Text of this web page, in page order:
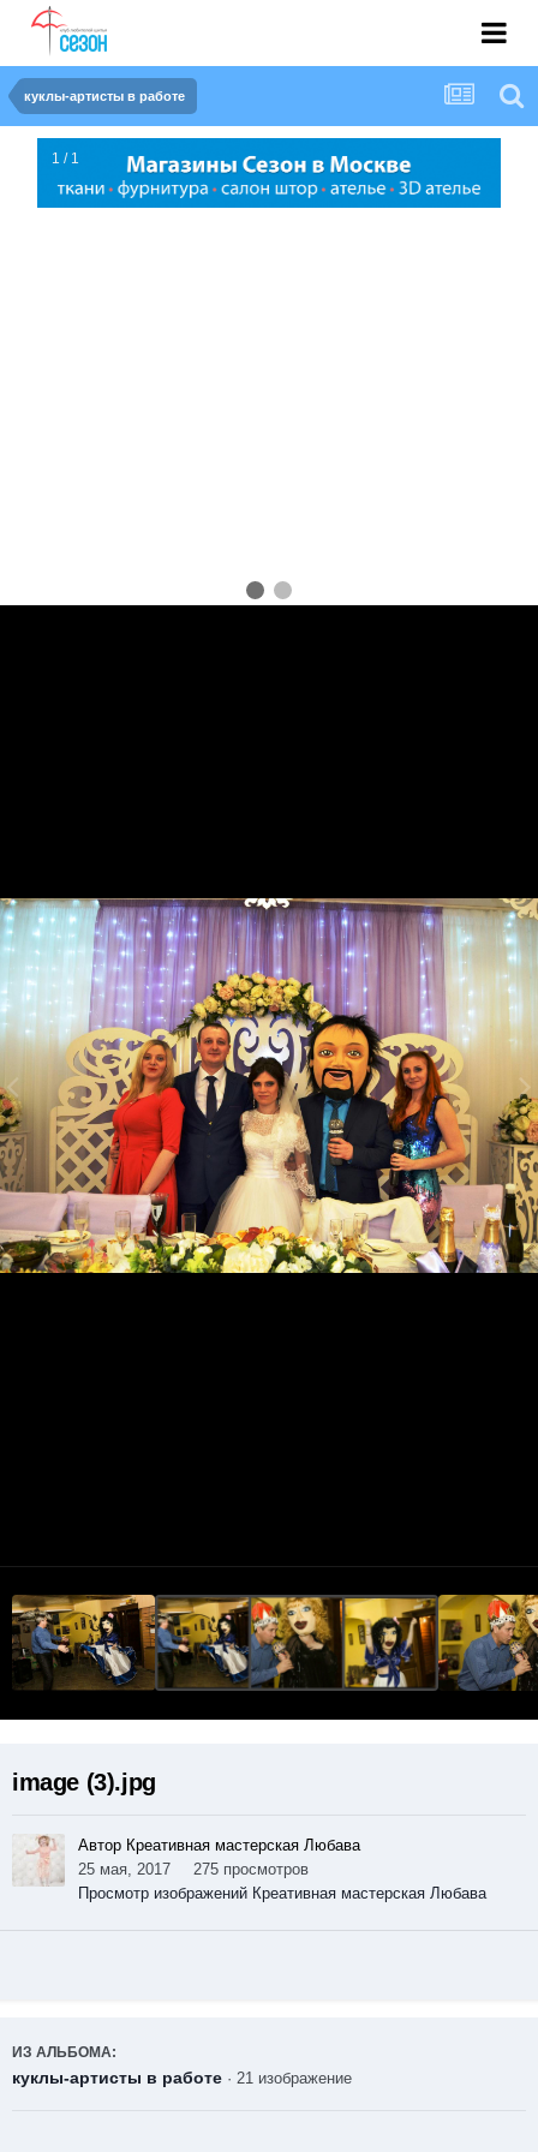
куклы-артисты в работе
1 / 1
image (3).jpg
Автор Креативная мастерская Любава
25 мая, 2017
275 просмотров
Просмотр изображений Креативная мастерская Любава
ИЗ АЛЬБОМА:
куклы-артисты в работе · 21 изображение